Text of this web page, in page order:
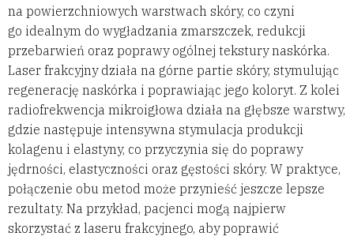
na powierzchniowych warstwach skóry, co czyni
go idealnym do wygładzania zmarszczek, redukcji
przebarwień oraz poprawy ogólnej tekstury naskórka.
Laser frakcyjny działa na górne partie skóry, stymulując
regenerację naskórka i poprawiając jego koloryt. Z kolei
radiofrekwencja mikroigłowa działa na głębsze warstwy,
gdzie następuje intensywna stymulacja produkcji
kolagenu i elastyny, co przyczynia się do poprawy
jędrności, elastyczności oraz gęstości skóry. W praktyce,
połączenie obu metod może przynieść jeszcze lepsze
rezultaty. Na przykład, pacjenci mogą najpierw
skorzystać z laseru frakcyjnego, aby poprawić